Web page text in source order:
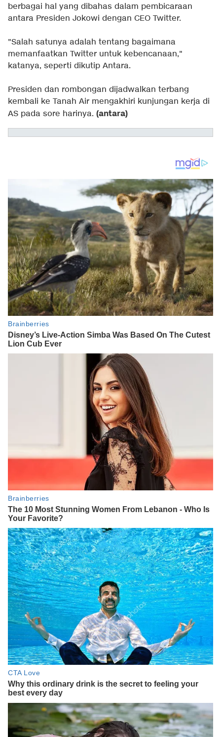
berbagai hal yang dibahas dalam pembicaraan
antara Presiden Jokowi dengan CEO Twitter.
"Salah satunya adalah tentang bagaimana
memanfaatkan Twitter untuk kebencanaan,"
katanya, seperti dikutip Antara.
Presiden dan rombongan dijadwalkan terbang
kembali ke Tanah Air mengakhiri kunjungan kerja di
AS pada sore harinya. (antara)